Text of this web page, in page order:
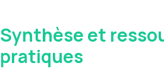
Synthèse et
pratiques